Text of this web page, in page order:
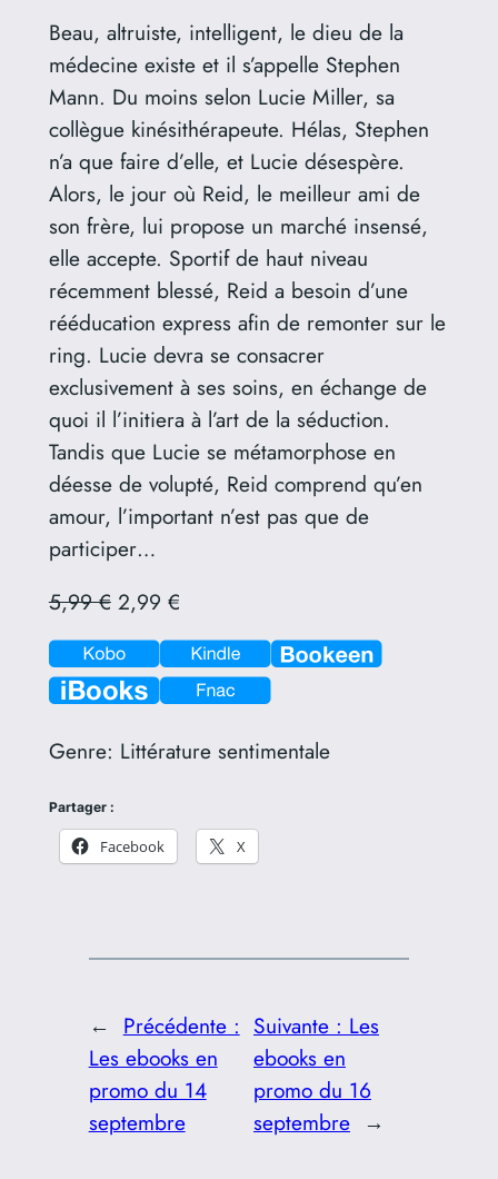
Beau, altruiste, intelligent, le dieu de la
médecine existe et il s’appelle Stephen
Mann. Du moins selon Lucie Miller, sa
collègue kinésithérapeute. Hélas, Stephen
n’a que faire d’elle, et Lucie désespère.
Alors, le jour où Reid, le meilleur ami de
son frère, lui propose un marché insensé,
elle accepte. Sportif de haut niveau
récemment blessé, Reid a besoin d’une
rééducation express afin de remonter sur le
ring. Lucie devra se consacrer
exclusivement à ses soins, en échange de
quoi il l’initiera à l’art de la séduction.
Tandis que Lucie se métamorphose en
déesse de volupté, Reid comprend qu’en
amour, l’important n’est pas que de
participer…
5,99 €2,99 €
Genre: Littérature sentimentale
Partager :
Facebook X
← Précédente :
Les ebooks en
promo du 14
septembre
Suivante : Les
ebooks en
promo du 16
septembre →